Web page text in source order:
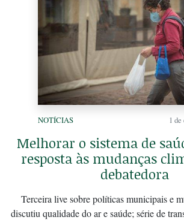
NOTÍCIAS 1
Melhorar o sistema de
resposta às mudanças
debatedora
Terceira live sobre políticas municipais e
discutiu qualidade do ar e saúde; série de